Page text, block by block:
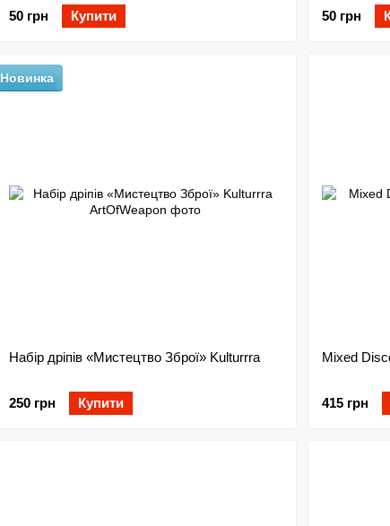
50 грн Купити 50 грн
Новинка
Набір дріпів «Мистецтво Зброї» Kulturrra
250 грн Купити
Mixed
415 грн